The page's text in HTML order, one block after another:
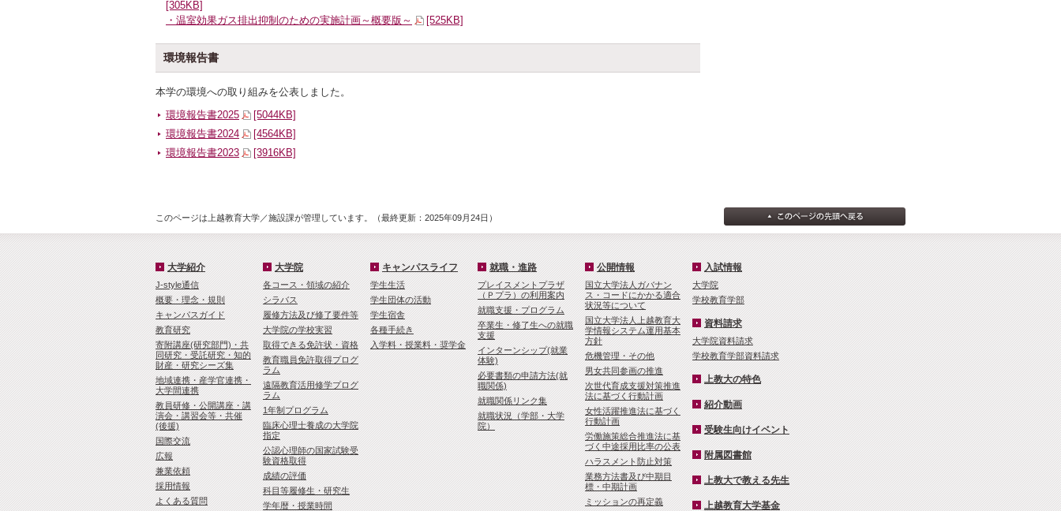
[305KB]
・温室効果ガス排出抑制のための実施計画～概要版～
[525KB]
環境報告書
本学の環境への取り組みを公表しました。
環境報告書2025
[5044KB]
環境報告書2024
[4564KB]
環境報告書2023
[3916KB]
このページは上越教育大学／施設課が管理しています。（最終更新：2025年09月24日）
大学紹介
J-style通信
概要・理念・規則
キャンパスガイド
教育研究
寄附講座(研究部門)・共
同研究・受託研究・知的
財産・研究シーズ集
地域連携・産学官連携・
大学間連携
教員研修・公開講座・講
演会・講習会等・共催
(後援)
国際交流
広報
兼業依頼
採用情報
よくある質問
大学院
各コース・領域の紹介
シラバス
履修方法及び修了要件等
大学院の学校実習
取得できる免許状・資格
教育職員免許取得プログ
ラム
遠隔教育活用修学プログ
ラム
1年制プログラム
臨床心理士養成の大学院
指定
公認心理師の国家試験受
験資格取得
成績の評価
科目等履修生・研究生
学年暦・授業時間
キャンパスライフ
学生生活
学生団体の活動
学生宿舎
各種手続き
入学料・授業料・奨学金
就職・進路
プレイスメントプラザ
（Ｐプラ）の利用案内
就職支援・プログラム
卒業生・修了生への就職
支援
インターンシップ(就業
体験)
必要書類の申請方法(就
職関係)
就職関係リンク集
就職状況（学部・大学
院）
公開情報
国立大学法人ガバナン
ス・コードにかかる適合
状況等について
国立大学法人上越教育大
学情報システム運用基本
方針
危機管理・その他
男女共同参画の推進
次世代育成支援対策推進
法に基づく行動計画
女性活躍推進法に基づく
行動計画
労働施策総合推進法に基
づく中途採用比率の公表
ハラスメント防止対策
業務方法書及び中期目
標・中期計画
ミッションの再定義
入試情報
大学院
学校教育学部
資料請求
大学院資料請求
学校教育学部資料請求
上教大の特色
紹介動画
受験生向けイベント
附属図書館
上教大で教える先生
上越教育大学基金